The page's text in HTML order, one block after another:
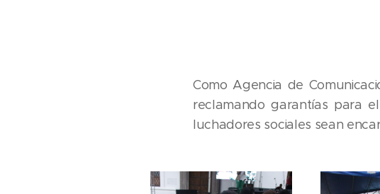
Como Agencia de
reclamando garantías para
luchadores sociales sean